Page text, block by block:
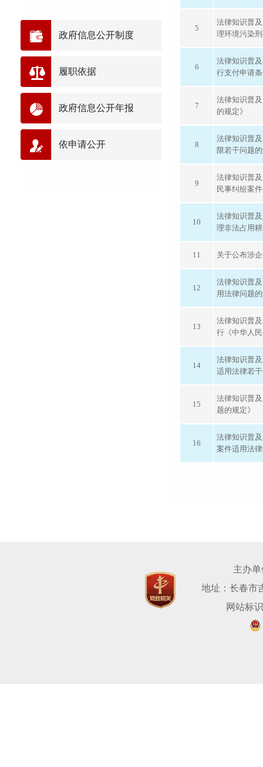
5
法律知识普
理环境污染
6
法律知识普
行支付申请
7
法律知识普
的规定》
8
法律知识普
限若干问题
9
法律知识普
民事纠纷案
10
法律知识普
理非法占用
11 关于公布涉
12
法律知识普
用法律问题
13
法律知识普
行《中华人
14
法律知识普
适用法律若
15
法律知识普
题的规定》
16
法律知识普
案件适用法
政府信息公开制度
履职依据
政府信息公开年报
依申请公开